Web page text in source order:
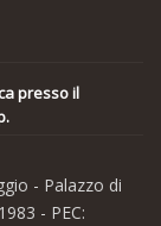
presso il
- Palazzo di
- PEC: